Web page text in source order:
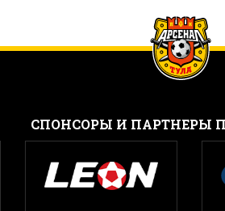
CПОНСОРЫ И ПАРТНЕРЫ